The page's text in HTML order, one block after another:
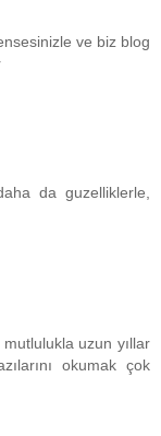
ve biz blog
da guzelliklerle,
uzun yıllar
okumak çok